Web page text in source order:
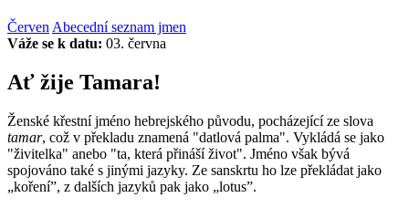
Červen Abecední seznam jmen
Váže se k datu: 03. června
Ať žije Tamara!
Ženské křestní jméno hebrejského původu, pocházející ze slova
tamar, což v překladu znamená "datlová palma". Vykládá se jako
"živitelka" anebo "ta, která přináší život". Jméno však bývá
spojováno také s jinými jazyky. Ze sanskrtu ho lze překládat jako
„koření”, z dalších jazyků pak jako „lotus”.